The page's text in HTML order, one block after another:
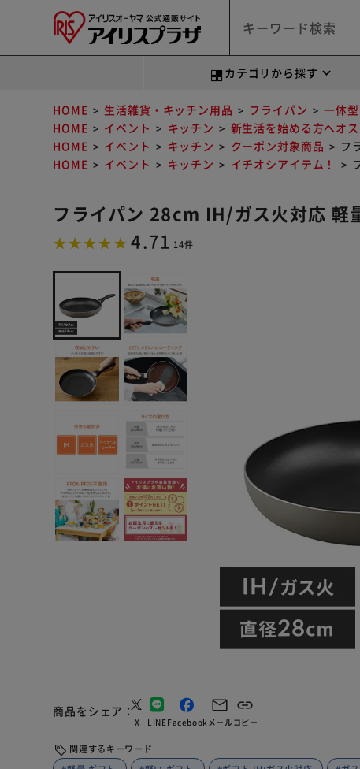
カテゴリから探す
HOME 生活雑貨・キッチン用品 フライパン 一体
HOME
イベント キッチン 新生活を始める方へオ
HOME
イベント キッチン クーポン対象商品
フ
HOME
イベント キッチン イチオシアイテム！
フライパン 28cm IH/ガス火対応 軽
4.71 14件
商品をシェア
X LINEFacebookメールコピー
関連するキーワード